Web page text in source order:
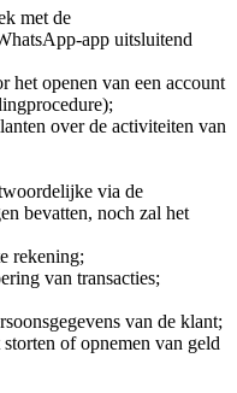
met de
app uitsluitend
het openen van een account
over de activiteiten van
via de
bevatten, noch zal het
rekening;
van transacties;
van de klant;
of opnemen van geld